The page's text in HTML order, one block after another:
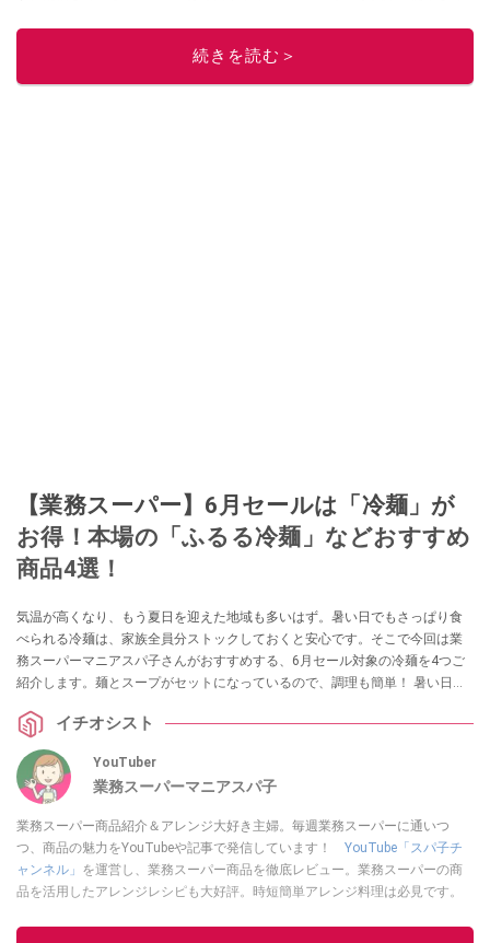
ニュースでフォロー
続きを読む＞
【業務スーパー】6月セールは「冷麺」が
お得！本場の「ふるる冷麺」などおすすめ
商品4選！
気温が高くなり、もう夏日を迎えた地域も多いはず。暑い日でもさっぱり食
べられる冷麺は、家族全員分ストックしておくと安心です。そこで今回は業
務スーパーマニアスパ子さんがおすすめする、6月セール対象の冷麺を4つご
紹介します。麺とスープがセットになっているので、調理も簡単！ 暑い日の
してみてくださいね。
イチオシスト
YouTuber
業務スーパーマニアスパ子
業務スーパー商品紹介＆アレンジ大好き主婦。毎週業務スーパーに通いつ
つ、商品の魅力をYouTubeや記事で発信しています！ YouTube「スパ子チ
ャンネル」 を運営し、業務スーパー商品を徹底レビュー。業務スーパーの商
品を活用したアレンジレシピも大好評。時短簡単アレンジ料理は必見です。